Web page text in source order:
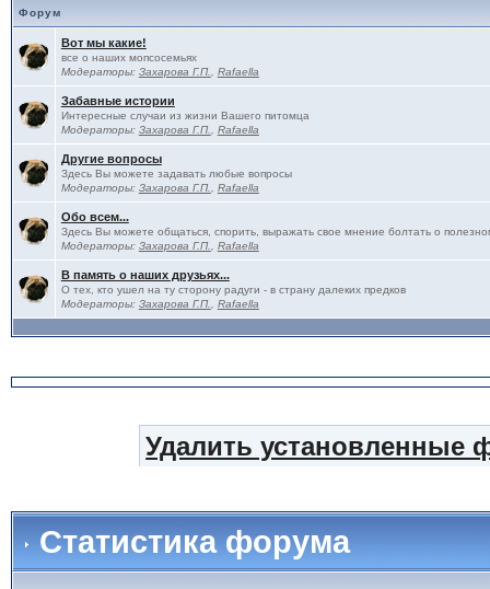
Форум
Вот мы какие!
все о наших мопсосемьях
Модераторы: Захарова Г.П. Rafaella
Забавные истории
Интересные случаи из жизни Вашего питомца
Модераторы: Захарова Г.П. Rafaella
Другие вопросы
Здесь Вы можете задавать любые вопросы
Модераторы: Захарова Г.П. Rafaella
Обо всем...
Здесь Вы можете общаться, спорить, выражать свое мнение болтать о
Модераторы: Захарова Г.П. Rafaella
В память о наших друзьях...
О тех, кто ушел на ту сторону радуги - в страну далеких предков
Модераторы: Захарова Г.П. Rafaella
Удалить установленные
Статистика форума